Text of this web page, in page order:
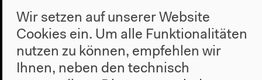
Das Neue Alphabet
Das Anthropozän am HKW
Haus
Wir setzen auf unserer Website
Cookies ein. Um alle Funktionalitäten
nutzen zu können, empfehlen wir
Ihnen, neben den technisch